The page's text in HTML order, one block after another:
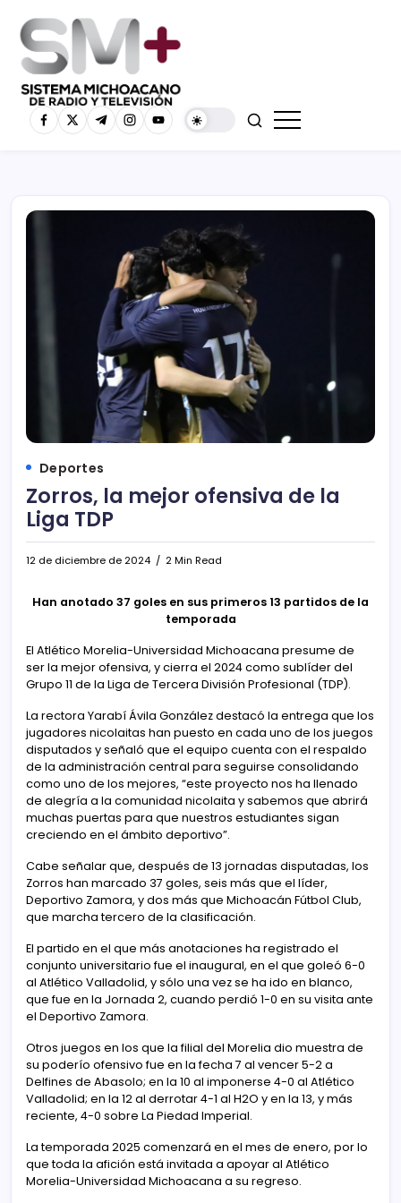
Deportes
Zorros, la mejor ofensiva de la
Liga TDP
12 de diciembre de 2024 2 Min Read
Han anotado 37 goles en sus primeros 13 partidos de la
temporada
El Atlético Morelia-Universidad Michoacana presume de
ser la mejor ofensiva, y cierra el 2024 como sublíder del
Grupo 11 de la Liga de Tercera División Profesional (TDP).
La rectora Yarabí Ávila González destacó la entrega que los
jugadores nicolaitas han puesto en cada uno de los juegos
disputados y señaló que el equipo cuenta con el respaldo
de la administración central para seguirse consolidando
como uno de los mejores, “este proyecto nos ha llenado
de alegría a la comunidad nicolaita y sabemos que abrirá
muchas puertas para que nuestros estudiantes sigan
creciendo en el ámbito deportivo”.
Cabe señalar que, después de 13 jornadas disputadas, los
Zorros han marcado 37 goles, seis más que el líder,
Deportivo Zamora, y dos más que Michoacán Fútbol Club,
que marcha tercero de la clasificación.
El partido en el que más anotaciones ha registrado el
conjunto universitario fue el inaugural, en el que goleó 6-0
al Atlético Valladolid, y sólo una vez se ha ido en blanco,
que fue en la Jornada 2, cuando perdió 1-0 en su visita ante
el Deportivo Zamora.
Otros juegos en los que la filial del Morelia dio muestra de
su poderío ofensivo fue en la fecha 7 al vencer 5-2 a
Delfines de Abasolo; en la 10 al imponerse 4-0 al Atlético
Valladolid; en la 12 al derrotar 4-1 al H2O y en la 13, y más
reciente, 4-0 sobre La Piedad Imperial.
La temporada 2025 comenzará en el mes de enero, por lo
que toda la afición está invitada a apoyar al Atlético
Morelia-Universidad Michoacana a su regreso.